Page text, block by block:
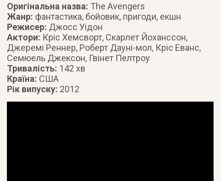
Оригінальна назва: The Avengers
Жанр: фантастика, бойовик, пригоди, екшн
Режисер: Джосс Уідон
Актори: Кріс Хемсворт, Скарлет Йоханссон,
Джеремі Реннер, Роберт Дауні-мол, Кріс Еванс,
Семюель Джексон, Гвінет Пелтроу
Тривалість: 142 хв
Країна: США
Рік випуску: 2012